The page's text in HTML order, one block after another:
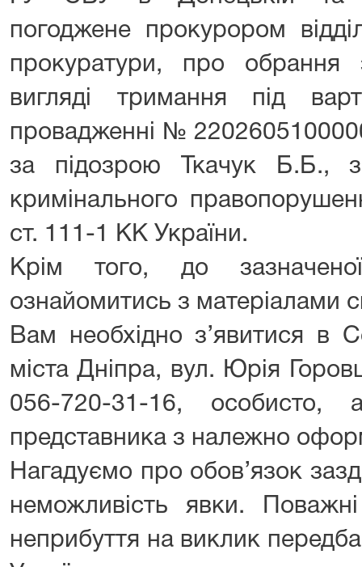
погоджене прокурором
прокуратури, про обрання
вигляді тримання під
провадженні №
за підозрою Ткачук Б.Б.,
кримінального
ст. 111-1 КК України.
Крім того, до
ознайомитись з матеріалами
Вам необхідно з’явитися в
міста Дніпра, вул. Юрія
056-720-31-16, особисто,
представника з належно
Нагадуємо про обов’язок
неможливість явки.
неприбуття на виклик